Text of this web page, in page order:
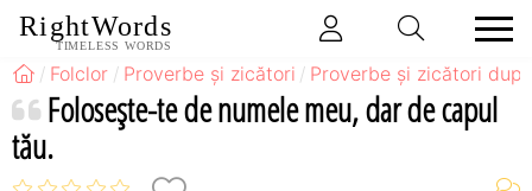
RightWords
TIMELESS WORDS
Folclor Proverbe și zicători Proverbe și zicători
Foloseşte-te de numele meu, dar de capul
tău.